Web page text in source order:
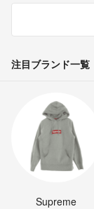
注目ブランド一覧
Supreme